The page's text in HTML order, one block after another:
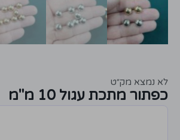
לא נמצא מק״ט
כפתור מתכת עגול 10 מ"מ